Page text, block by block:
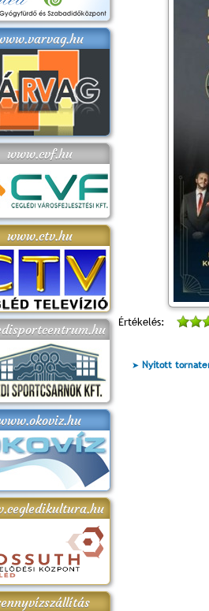
www.cvf.hu
www.ctv.hu
Értékelés:
Nyitott
Kossuth Toborzó
2017.09.22-23.
és Magyarok
Kenyere Program